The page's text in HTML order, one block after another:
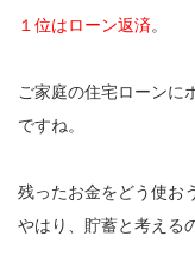
１位はローン返済。
ご家庭の住宅ローンに
ですね。
残ったお金をどう使お
やはり、貯蓄と考える